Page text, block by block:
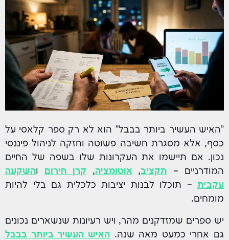
"האיש העשיר ביותר בבבל" הוא לא רק ספר קלאסי על
כסף, אלא מסגרת חשיבה פשוטה וחזקה לניהול פיננסי
נכון. אם תיישמו את העקרונות שלו בשפה של החיים
המודרניים – תקציב, אוטומציה, קרן חירום והשקעה
עקבית – תוכלו לבנות יציבות כלכלית גם בלי להיות
מומחים.
יש ספרים שמזדקנים מהר, ויש רעיונות שנשארים נכונים
גם אחרי כמעט מאה שנה.האיש העשיר ביותר בבבל